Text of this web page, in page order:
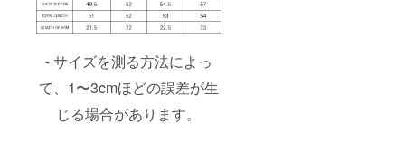
- サイズを測る方法によっ
て、1〜3cmほどの誤差が生
じる場合があります。